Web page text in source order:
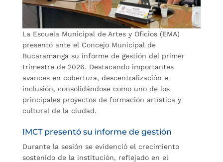
La Escuela Municipal de Artes y Oficios (EMA)
presentó ante el Concejo Municipal de
Bucaramanga su informe de gestión del primer
trimestre de 2026. Destacando importantes
avances en cobertura, descentralización e
inclusión, consolidándose como uno de los
principales proyectos de formación artística y
cultural de la ciudad.
IMCT presentó su informe de gestión
Durante la sesión se evidenció el crecimiento
sostenido de la institución, reflejado en el